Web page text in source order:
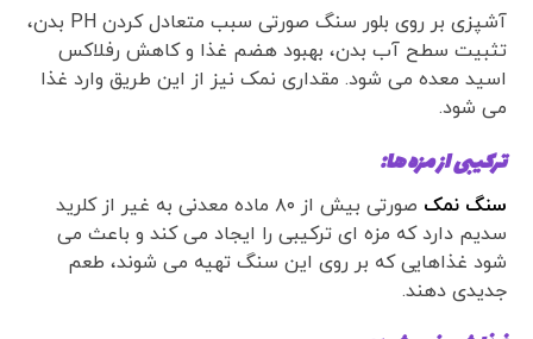
آشپزی بر روی بلور سنگ صورتی سبب متعادل کردن PH بدن،
تثبیت سطح آب بدن، بهبود هضم غذا و کاهش رفلاکس
اسید معده می شود. مقداری نمک نیز از این طریق وارد غذا
می شود.
ترکیبی از مزه ها:
سنگ نمک
صورتی بیش از ۸۰ ماده معدنی به غیر از کلرید
سدیم دارد که مزه ای ترکیبی را ایجاد می کند و باعث می
شود غذاهایی که بر روی این سنگ تهیه می شوند، طعم
جدیدی دهند.